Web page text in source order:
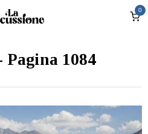
0
Pagina 1084